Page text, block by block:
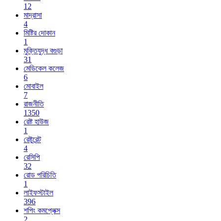
12
মাদ্রাসা
4
মিষ্টির দোকান
1
মুক্তিযুদ্ধ বগুড়া
31
মেডিকেল কলেজ
6
মোবাইল
7
রাজনীতি
1350
রেষ্ট হাউজ
1
রেষ্টুরেন্ট
4
রেসিপি
32
রোড পরিচিতি
1
লাইফস্টাইল
396
শপিং কমপ্লেক্স